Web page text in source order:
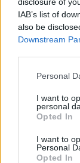
IAB’s list of
also be
Downstream
Personal
I want to
personal
Opted In
I want to
Personal
Opted In
ora non
Galliani, e
dell’anno,
un mercato
le prime
scrivere,
lavoratore,
sta
rossonero.